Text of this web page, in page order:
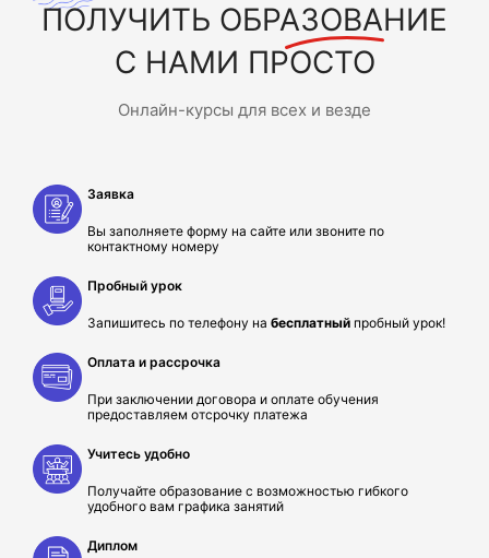
ПОЛУЧИТЬ ОБРАЗОВАНИЕ
С НАМИ ПРОСТО
Онлайн-курсы для всех и везде
Заявка
Вы заполняете форму на сайте или звоните по
контактному номеру
Пробный урок
Запишитесь по телефону на бесплатный пробный урок!
Оплата и рассрочка
При заключении договора и оплате обучения
предоставляем отсрочку платежа
Учитесь удобно
Получайте образование с возможностью гибкого
удобного вам графика занятий
Диплом